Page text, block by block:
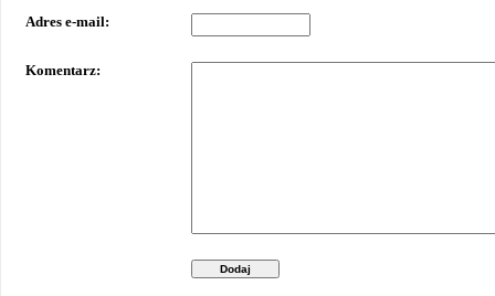
Adres e-mail:
Komentarz:
Dodaj